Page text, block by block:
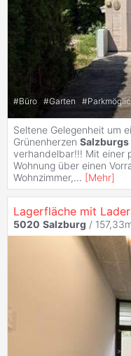
#Büro #Garten #
Seltene Gelegenheit um
Grünenherzen Salzburgs
verhandelbar!!! Mit einer
Wohnung über einen
Wohnzimmer,... [Mehr]
Lagerfläche mit
5020 Salzburg /